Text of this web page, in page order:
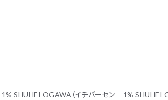
1% SHUHEI OGAWA（イチパーセン
1% SHUHEI